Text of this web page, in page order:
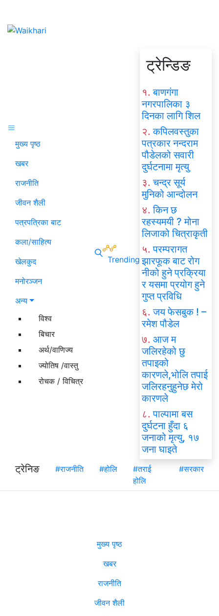
मुख्य पृष्ठ
खबर
राजनीति
जीवन शैली
पत्रपत्रिका बाट
कला/साहित्य
खेलकुद
मनोरञ्जन
अन्य
विश्व
बिचार
अर्थ/वाणिज्य
ज्योतिष /वास्तु
रोचक / विचित्र
Trending
ट्रेन्डिङ
१. बाणगंगा
नगरपालिका ३
दिनका लागि शिल
२. कपिलवस्तुका
पत्रकार नन्दराम
पौडेलको सवारी
दुर्घटनामा मृत्यु
३. चन्द्र सूर्य
मुनिको आन्दोलन
४. किन छ
रहस्यमयी ? मोना
लिजाको चित्राकृती
५. परम्परागत
झारफूक बाट रोग
नीको हुने प्रक्रिया
र यसमा प्रयोग हुने
गुप्त प्रविधि
६. जय फेसबुक ! –
रमेश पौडेल
७. आज म
जलिरहेको छु
तपाइको
कारणले,भोलि तपाई
जलिरहनुहुनेछ मेरो
कारणले
८. पाल्पामा बस
दुर्घटना हुँदा ६
जनाको मृत्यु, १७
जना घाइते
ट्रेनिङ
#राजनीति #होलि
#तराई
होलि
#सरकार
मुख्य पृष्ठ
खबर
राजनीति
जीवन शैली